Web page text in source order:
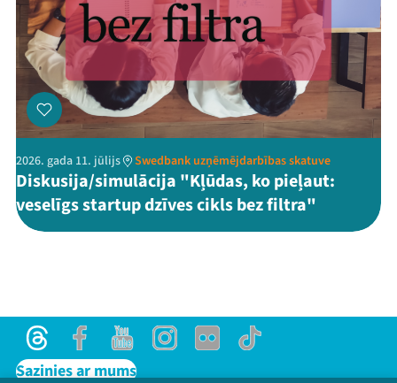
2026. gada 11. jūlijs Swedbank uzņēmējdarbības skatuve
Diskusija/simulācija "Kļūdas, ko pieļaut:
veselīgs startup dzīves cikls bez filtra"
ThreadsFacebookYoutubeInstagram
Flick TikTok
Sazinies ar mums